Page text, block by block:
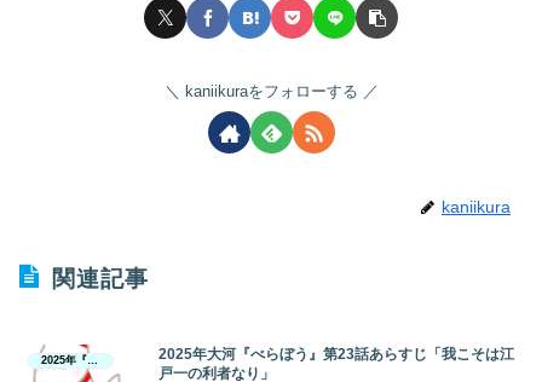
kaniikuraをフォローする
kaniikura
関連記事
2025年『べらぼう』
2025年大河『べらぼう』第23話あらすじ「我こそは江
戸一の利者なり」